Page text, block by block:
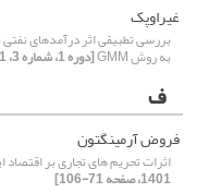
غیراوپک
بررسی تطبیقی اثر درآمدهای
به روش GMM [دوره 1، شماره 3، 1401، صفحه 31-53]
ف
فروض آرمینگتون
اثرات تحریم های تجاری بر اقتصاد
1401، صفحه 71-106]